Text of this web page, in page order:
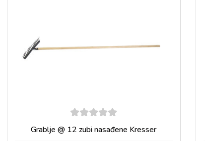
out of
5
Grablje @ 12 zubi nasađene Kresser